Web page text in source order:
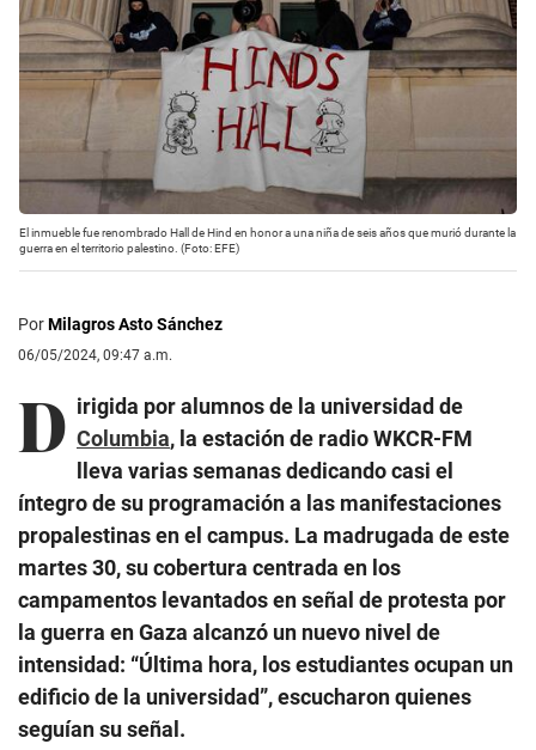
El inmueble fue renombrado Hall de Hind en honor a una niña de seis años que murió durante la
guerra en el territorio palestino. (Foto: EFE)
PorMilagros Asto Sánchez
06/05/2024, 09:47 a.m.
D irigida por alumnos de la universidad de
Columbia, la estación de radio WKCR-FM
lleva varias semanas dedicando casi el
íntegro de su programación a las manifestaciones
propalestinas en el campus. La madrugada de este
martes 30, su cobertura centrada en los
campamentos levantados en señal de protesta por
la guerra en Gaza alcanzó un nuevo nivel de
intensidad: “Última hora, los estudiantes ocupan un
edificio de la universidad”, escucharon quienes
seguían su señal.